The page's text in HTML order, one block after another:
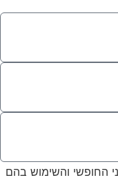
החופשי והשימוש בהם